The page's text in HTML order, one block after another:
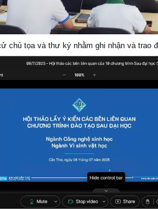
chủ tọa và thư ký nhằm ghi nhận và trao